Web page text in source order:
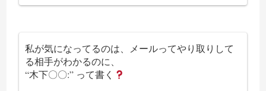
私が気になってるのは、メールってやり取りして
る相手がわかるのに、
“木下〇〇:” って書く